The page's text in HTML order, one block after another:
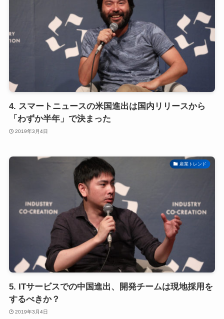
4. スマートニュースの米国進出は国内リリースから
「わずか半年」で決まった
2019年3月4日
産業トレンド
5. ITサービスでの中国進出、開発チームは現地採用を
するべきか？
2019年3月4日